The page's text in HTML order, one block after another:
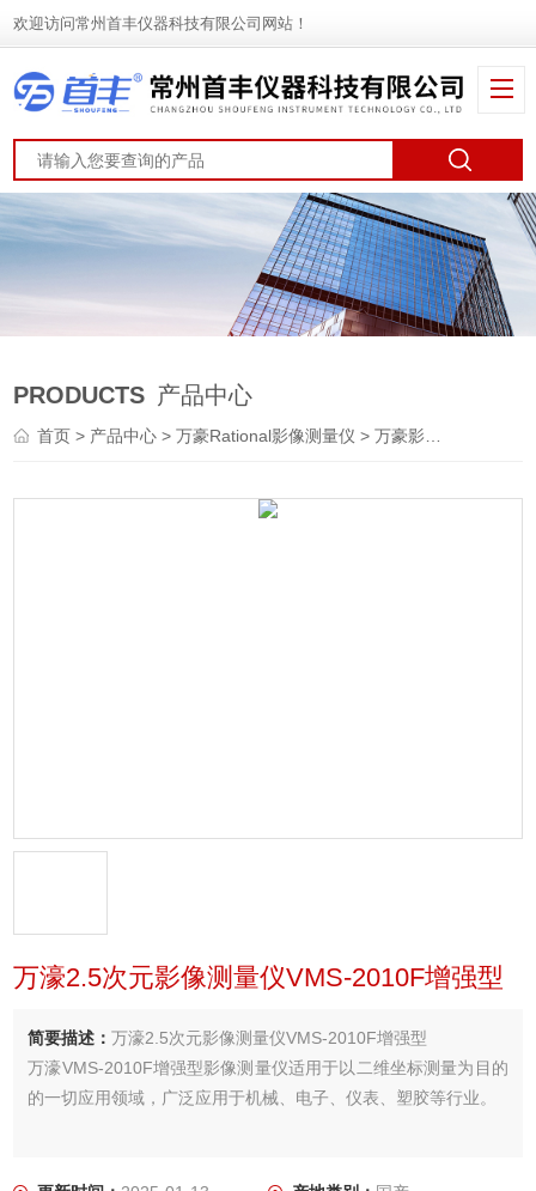
欢迎访问常州首丰仪器科技有限公司网站！
PRODUCTS 产品中心
首页> 产品中心 >万豪Rational影像测量仪 >万豪影像仪
万濠2.5次元影像测量仪VMS-2010F增强型
简要描述：万濠2.5次元影像测量仪VMS-2010F增强型
万濠VMS-2010F增强型影像测量仪适用于以二维坐标测量为目的
的一切应用领域，广泛应用于机械、电子、仪表、塑胶等行业。